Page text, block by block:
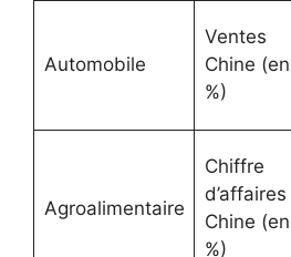
Automobile
Ventes
Chine (en
%)
Agroalimentaire
Chiffre
d’affaires
Chine (en
%)